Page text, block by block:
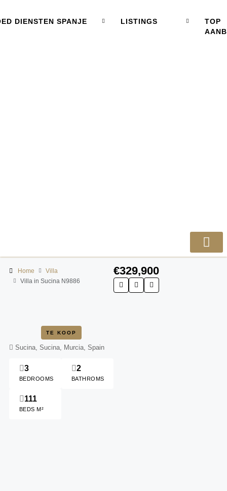
DIENSTEN SPANJE LISTINGS
TOP
Home
Villa
Villa in Sucina N9886
TE KOOP
Sucina, Sucina, Murcia, Spain
BEDROOMS
3
BATHROMS
2
BEDS M²
111
€329,900